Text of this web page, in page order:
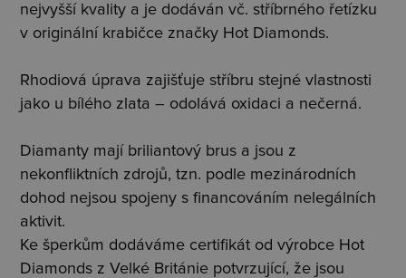
nejvyšší kvality a je dodáván vč. stříbrného řetízku
v originální krabičce značky Hot Diamonds.
Rhodiová úprava zajišťuje stříbru stejné vlastnosti
jako u bílého zlata – odolává oxidaci a nečerná.
Diamanty mají briliantový brus a jsou z
nekonfliktních zdrojů, tzn. podle mezinárodních
dohod nejsou spojeny s financováním nelegálních
aktivit.
Ke šperkům dodáváme certifikát od výrobce Hot
Diamonds z Velké Británie potvrzující, že jsou